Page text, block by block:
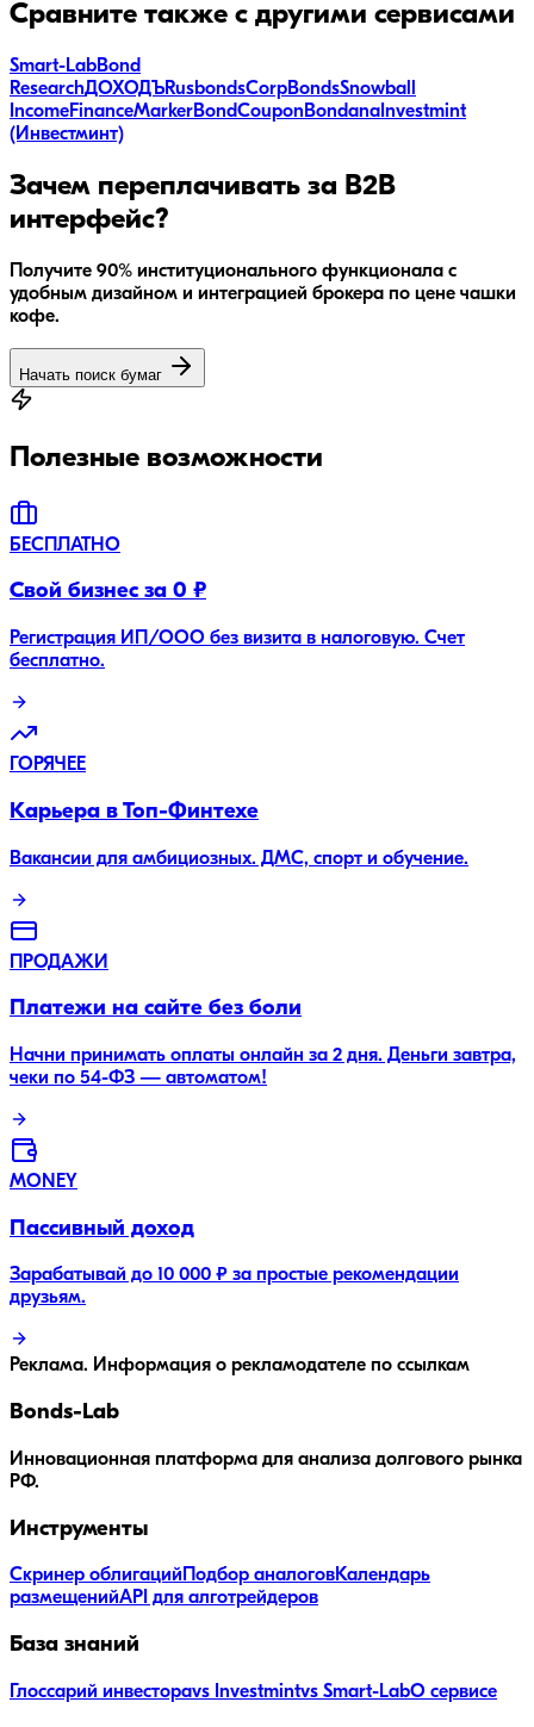
Сравните также с другими сервисами
Smart-LabBond
ResearchДОХОДЪRusbondsCorpBondsSnowball
IncomeFinanceMarkerBondCoupon Bondana Investmint
(Инвестминт)
Зачем переплачивать за B2B
интерфейс?
Получите 90% институционального функционала с
удобным дизайном и интеграцией брокера по цене чашки
кофе.
Начать поиск бумаг
Полезные возможности
БЕСПЛАТНО
Свой бизнес за 0 ₽
Регистрация ИП/ООО без визита в налоговую. Счет
бесплатно.
ГОРЯЧЕЕ
Карьера в Топ-Финтехе
Вакансии для амбициозных. ДМС, спорт и обучение.
ПРОДАЖИ
Платежи на сайте без боли
Начни принимать оплаты онлайн за 2 дня. Деньги завтра,
чеки по 54-ФЗ — автоматом!
MONEY
Пассивный доход
Зарабатывай до 10 000 ₽ за простые рекомендации
друзьям.
Реклама. Информация о рекламодателе по ссылкам
Bonds-Lab
Инновационная платформа для анализа долгового рынка
РФ.
Инструменты
Скринер облигацийПодбор аналоговКалендарь
размещенийAPI для алготрейдеров
База знаний
Глоссарий инвестораvs Investmintvs Smart-LabО сервисе